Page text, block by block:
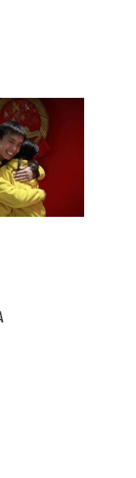
Современные налоги
Налог на окна